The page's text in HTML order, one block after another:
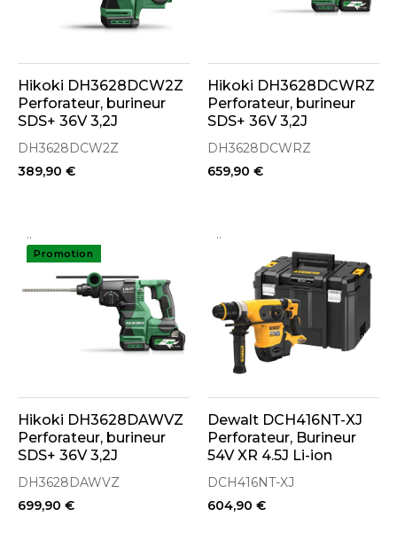
Hikoki DH3628DCW2Z
Perforateur, burineur
SDS+ 36V 3,2J
Brushless avec coffret
de transport
DH3628DCW2Z
389,90 €
Hikoki DH3628DCWRZ
Perforateur, burineur
SDS+ 36V 3,2J
Brushless 2x2.5Ah avec
coffret de transport
HitCase III
DH3628DCWRZ
659,90 €
..
Promotion
Hikoki DH3628DAWVZ
Perforateur, burineur
SDS+ 36V 3,2J
Brushless 2x4.0Ah avec
coffret de transport
HitCase III
DH3628DAWVZ
699,90 €
..
Dewalt DCH416NT-XJ
Perforateur, Burineur
54V XR 4.5J Li-ion
Brushless avec coffret
T-STAK (Machine seule)
DCH416NT-XJ
604,90 €